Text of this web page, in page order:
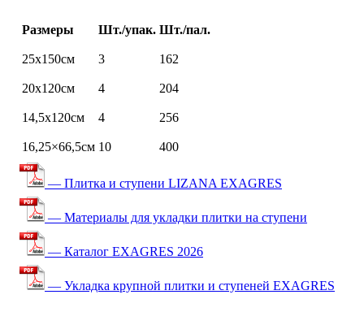
Размеры Шт./упак. Шт./пал.
25х150см 3 162
20х120см 4 204
14,5х120см 4 256
16,25×66,5см 10 400
— Плитка и ступени LIZANA EXAGRES
— Материалы для укладки плитки на ступени
— Каталог EXAGRES 2026
— Укладка крупной плитки и ступеней EXAGRES